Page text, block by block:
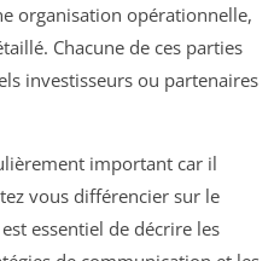
organisation opérationnelle,
Chacune de ces parties
investisseurs ou partenaires
important car il
vous différencier sur le
essentiel de décrire les